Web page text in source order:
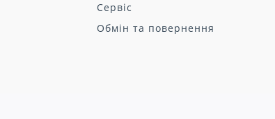
Сервіс
Обмін та повернення